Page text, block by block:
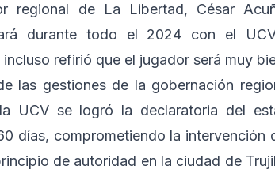
regional de La Libertad, César
durante todo el 2024 con el
refirió que el jugador será muy
las gestiones de la gobernación
UCV se logró la declaratoria del
días, comprometiendo la intervención
de autoridad en la ciudad de